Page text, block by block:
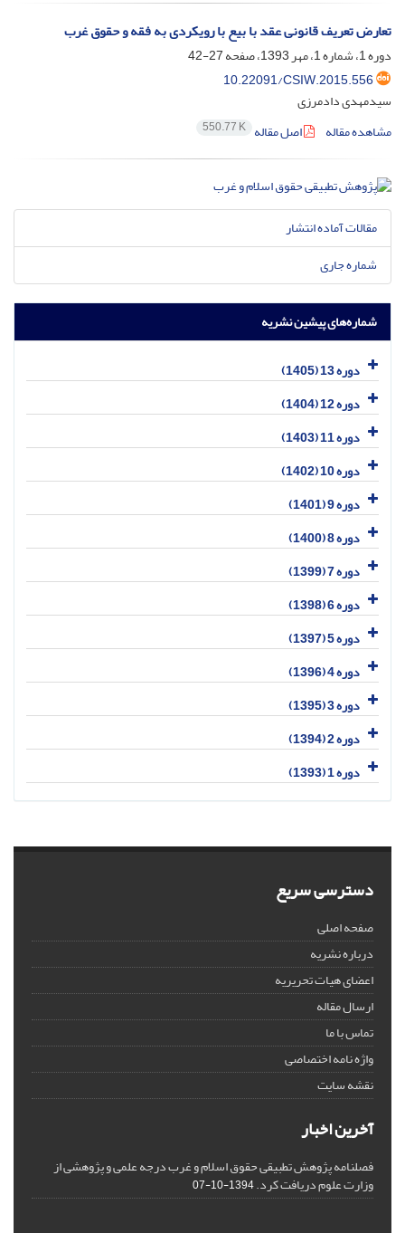
تعارض تعریف قانونی عقد با بیع با رویکردی به فقه و حقوق غرب
دوره 1، شماره 1، مهر 1393، صفحه
27-42
10.22091/CSIW.2015.556
سیدمهدی دادمرزی
مشاهده مقاله
اصل مقاله 550.77 K
مقالات آماده انتشار
شماره جاری
شماره‌های پیشین نشریه
دوره 13 (1405)
دوره 12 (1404)
دوره 11 (1403)
دوره 10 (1402)
دوره 9 (1401)
دوره 8 (1400)
دوره 7 (1399)
دوره 6 (1398)
دوره 5 (1397)
دوره 4 (1396)
دوره 3 (1395)
دوره 2 (1394)
دوره 1 (1393)
دسترسی سریع
صفحه اصلی
درباره نشریه
اعضای هیات تحریریه
ارسال مقاله
تماس با ما
واژه نامه اختصاصی
نقشه سایت
آخرین اخبار
فصلنامه پژوهش تطبیقی حقوق اسلام و غرب درجه علمی و پژوهشی از
وزارت علوم دریافت کرد.1394-10-07